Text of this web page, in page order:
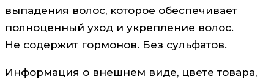
выпадения волос, которое обеспечивает
полноценный уход и укрепление волос.
Не содержит гормонов. Без сульфатов.
Информация о внешнем виде, цвете товара,